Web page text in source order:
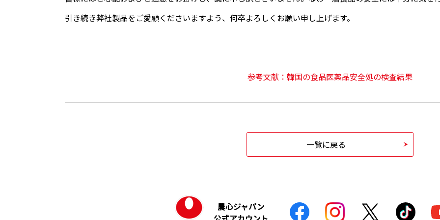
引き続き弊社製品をご愛顧くださいますよう、何卒よろしくお願い申し上げます。
参考文献：韓国の食品医薬品安全処の検査結果
一覧に戻る
農心ジャパン